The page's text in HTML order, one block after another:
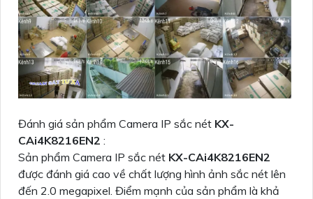
Đánh giá sản phẩm Camera IP sắc nét KX-
CAi4K8216EN2 :
Sản phẩm Camera IP sắc nét KX-CAi4K8216EN2
được đánh giá cao về chất lượng hình ảnh sắc nét lên
đến 2.0 megapixel. Điểm mạnh của sản phẩm là khả